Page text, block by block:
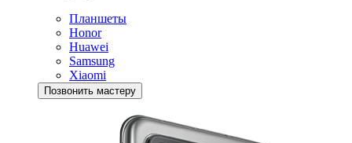
Планшеты
Honor
Huawei
Samsung
Xiaomi
Позвонить мастеру